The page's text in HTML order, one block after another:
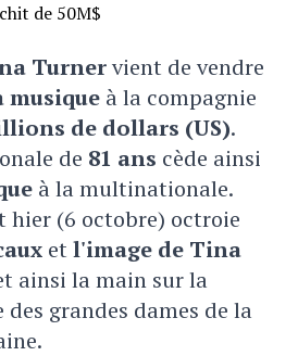
Turnervient de vendre
musique à la compagnie
de dollars (US).
de 81 ans cède ainsi
à la multinationale.
hier (6 octobre) octroie
et l'image de Tina
ainsi la main sur la
grandes dames de la